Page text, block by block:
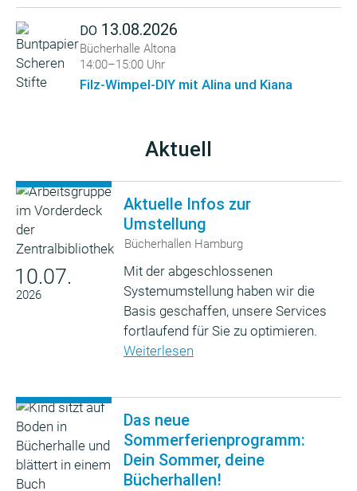
DO 13.08.2026
Bücherhalle Altona
14:00–15:00 Uhr
Filz-Wimpel-DIY mit Alina und Kiana
Aktuell
10.07.
2026
Aktuelle Infos zur
Umstellung
Bücherhallen Hamburg
Mit der abgeschlossenen
Systemumstellung haben wir die
Basis geschaffen, unsere Services
fortlaufend für Sie zu optimieren.
Weiterlesen
Das neue
Sommerferienprogramm:
Dein Sommer, deine
Bücherhallen!